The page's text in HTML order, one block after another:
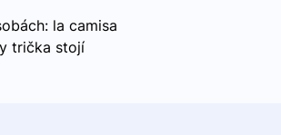
la camisa
trička stojí